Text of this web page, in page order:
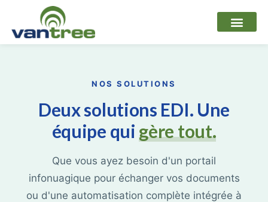
contenu
NOS SOLUTIONS
Deux solutions EDI. Une
équipe qui gère tout.
Que vous ayez besoin d'un portail
infonuagique pour échanger vos documents
ou d'une automatisation complète intégrée à